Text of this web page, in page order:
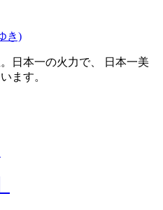
き)
日本一の火力で、 日本一美
ます。